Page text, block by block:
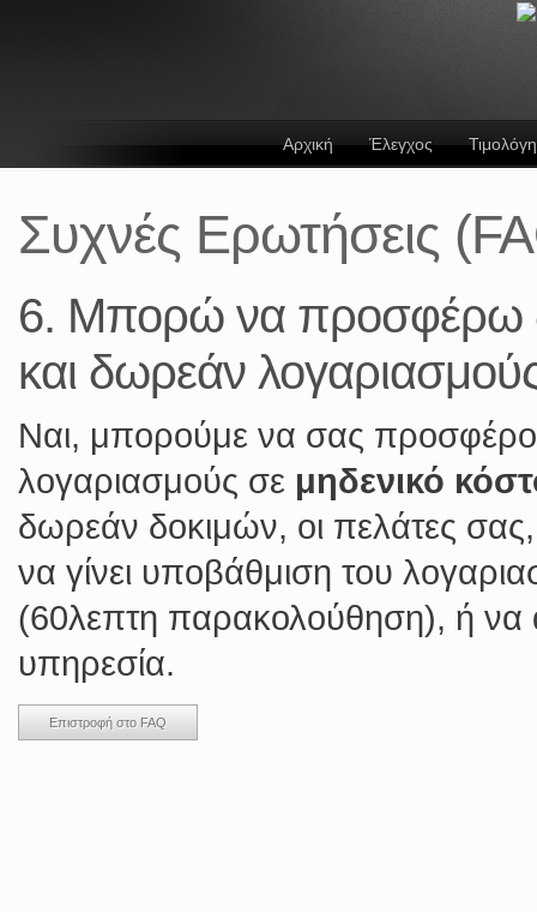
Αρχική Έλεγχος
Συχνές Ερωτήσεις
6. Μπορώ να προσφέρω
και δωρεάν
Ναι, μπορούμε να σας
λογαριασμούς σε μηδενικό
δωρεάν δοκιμών, οι πελάτες
να γίνει υποβάθμιση του
(60λεπτη παρακολούθηση), ή
υπηρεσία.
Επιστροφή στο FAQ